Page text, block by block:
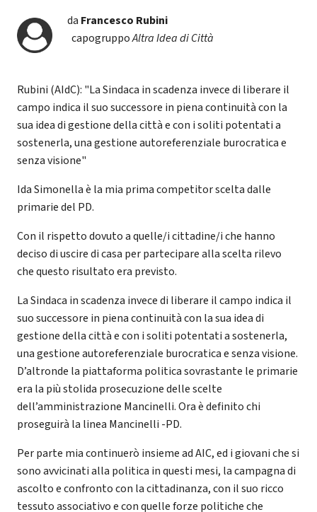
da Francesco Rubini
capogruppoAltra Idea di Città
Rubini (AIdC): "La Sindaca in scadenza invece di liberare il
campo indica il suo successore in piena continuità con la
sua idea di gestione della città e con i soliti potentati a
sostenerla, una gestione autoreferenziale burocratica e
senza visione"
Ida Simonella è la mia prima competitor scelta dalle
primarie del PD.
Con il rispetto dovuto a quelle/i cittadine/i che hanno
deciso di uscire di casa per partecipare alla scelta rilevo
che questo risultato era previsto.
La Sindaca in scadenza invece di liberare il campo indica il
suo successore in piena continuità con la sua idea di
gestione della città e con i soliti potentati a sostenerla,
una gestione autoreferenziale burocratica e senza visione.
D’altronde la piattaforma politica sovrastante le primarie
era la più stolida prosecuzione delle scelte
dell’amministrazione Mancinelli. Ora è definito chi
proseguirà la linea Mancinelli -PD.
Per parte mia continuerò insieme ad AIC, ed i giovani che si
sono avvicinati alla politica in questi mesi, la campagna di
ascolto e confronto con la cittadinanza, con il suo ricco
tessuto associativo e con quelle forze politiche che